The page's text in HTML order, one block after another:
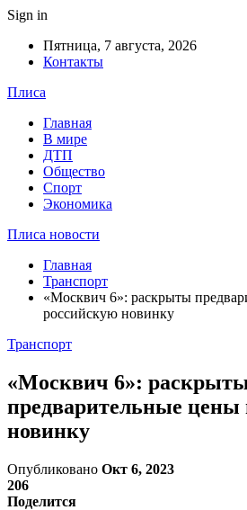
Sign in
Пятница, 7 августа, 2026
Контакты
Плиса
Главная
В мире
ДТП
Общество
Спорт
Экономика
Плиса новости
Главная
Транспорт
«Москвич 6»: раскрыты
российскую новинку
Транспорт
«Москвич 6»:
предварительные цены
новинку
Опубликовано Окт 6, 2023
206
Поделится